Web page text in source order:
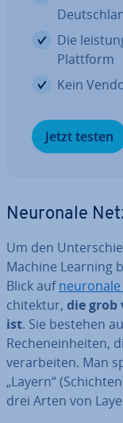
Die
Plattform
Kein
Jetzt testen
Neuronale
Um den
Machine Learning
Blick aufneuronale
chi­tek­tur, die grob
ist. Sie bestehen
Re­chen­ein­hei­ten,
ver­ar­bei­ten. Man
„Layern“
drei Arten von